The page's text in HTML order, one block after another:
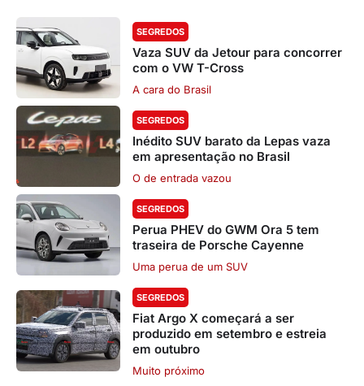
SEGREDOS
Vaza SUV da Jetour para concorrer
com o VW T-Cross
A cara do Brasil
SEGREDOS
Inédito SUV barato da Lepas vaza
em apresentação no Brasil
O de entrada vazou
SEGREDOS
Perua PHEV do GWM Ora 5 tem
traseira de Porsche Cayenne
Uma perua de um SUV
SEGREDOS
Fiat Argo X começará a ser
produzido em setembro e estreia
em outubro
Muito próximo